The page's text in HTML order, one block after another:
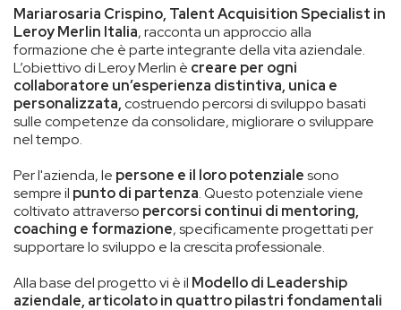
Mariarosaria Crispino, Talent Acquisition Specialist in
Leroy Merlin Italia, racconta un approccio alla
formazione che è parte integrante della vita aziendale.
L’obiettivo di Leroy Merlin è creare per ogni
collaboratore un’esperienza distintiva, unica e
personalizzata,costruendo percorsi di sviluppo basati
sulle competenze da consolidare, migliorare o sviluppare
nel tempo.
Per l'azienda, le persone e il loro potenzialesono
sempre il punto di partenza. Questo potenziale viene
coltivato attraverso percorsi continui di mentoring,
coaching e formazione, specificamente progettati per
supportare lo sviluppo e la crescita professionale.
Alla base del progetto vi è il Modello di Leadership
aziendale, articolato in quattro pilastri fondamentali